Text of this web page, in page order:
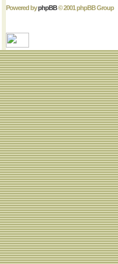
Powered byphpBB© 2001 phpBB Group